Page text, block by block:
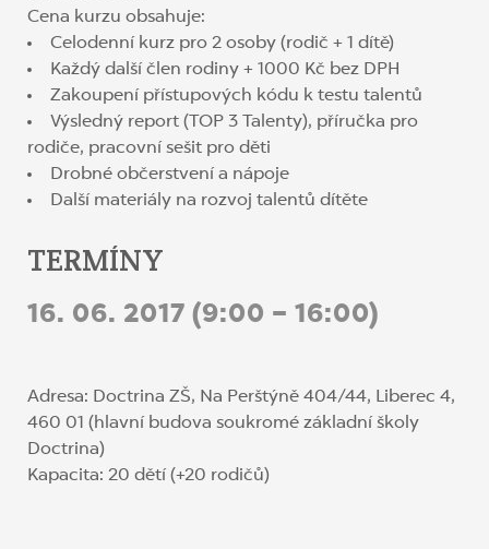
Cena kurzu obsahuje:
Celodenní kurz pro 2 osoby (rodič + 1 dítě)
Každý další člen rodiny + 1000 Kč bez DPH
Zakoupení přístupových kódu k testu talentů
Výsledný report (TOP 3 Talenty), příručka pro
rodiče, pracovní sešit pro děti
Drobné občerstvení a nápoje
Další materiály na rozvoj talentů dítěte
TERMÍNY
16. 06. 2017 (9:00 – 16:00)
Adresa: Doctrina ZŠ, Na Perštýně 404/44, Liberec 4,
460 01 (hlavní budova soukromé základní školy
Doctrina)
Kapacita: 20 dětí (+20 rodičů)